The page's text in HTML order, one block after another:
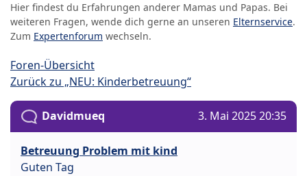
Hier findest du Erfahrungen anderer Mamas und Papas. Bei
weiteren Fragen, wende dich gerne an unseren Elternservice.
Zum Expertenforum wechseln.
Foren-Übersicht
Zurück zu „NEU: Kinderbetreuung“
Davidmueq 3. Mai 2025 20:35
Betreuung Problem mit kind
Guten Tag